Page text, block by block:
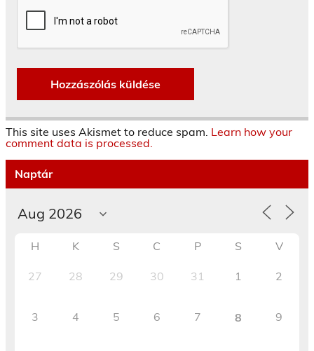
This site uses Akismet to reduce spam. Learn how your
comment data is processed.
Naptár
H K S C P S V
27 28 29 30 31 1 2
3 4 5 6 7 8 9